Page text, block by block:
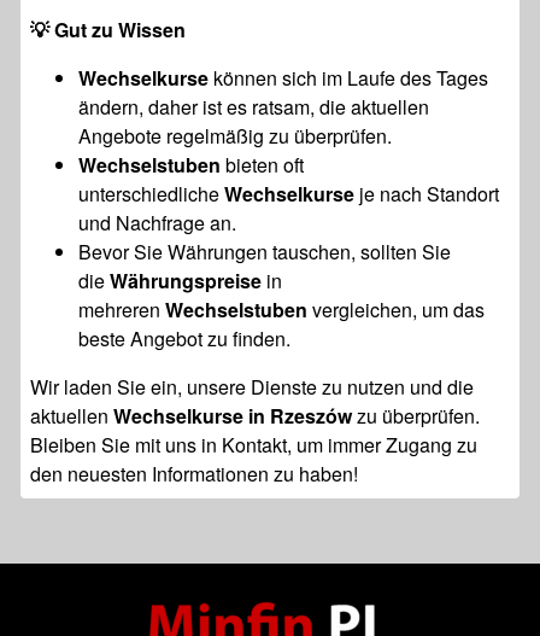
💡Gut zu Wissen
Wechselkurse können sich im Laufe des Tages
ändern, daher ist es ratsam, die aktuellen
Angebote regelmäßig zu überprüfen.
Wechselstuben bieten oft
unterschiedlicheWechselkurse je nach Standort
und Nachfrage an.
Bevor Sie Währungen tauschen, sollten Sie
dieWährungspreise in
mehreren Wechselstuben vergleichen, um das
beste Angebot zu finden.
Wir laden Sie ein, unsere Dienste zu nutzen und die
aktuellen Wechselkurse in Rzeszówzu überprüfen.
Bleiben Sie mit uns in Kontakt, um immer Zugang zu
den neuesten Informationen zu haben!